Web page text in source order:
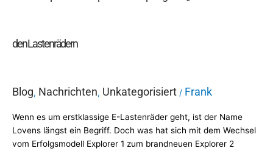
den Lastenrädern
Blog, Nachrichten, Unkategorisiert / Frank
Wenn es um erstklassige E-Lastenräder geht, ist der Name
Lovens längst ein Begriff. Doch was hat sich mit dem Wechsel
vom Erfolgsmodell Explorer 1 zum brandneuen Explorer 2